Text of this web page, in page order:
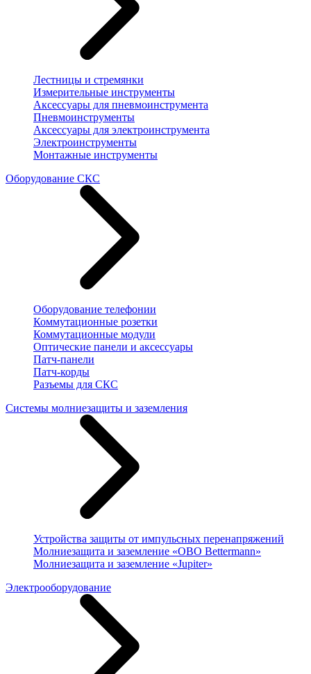
Лестницы и стремянки
Измерительные инструменты
Аксессуары для пневмоинструмента
Пневмоинструменты
Аксессуары для электроинструмента
Электроинструменты
Монтажные инструменты
Оборудование СКС
Оборудование телефонии
Коммутационные розетки
Коммутационные модули
Оптические панели и аксессуары
Патч-панели
Патч-корды
Разъемы для СКС
Системы молниезащиты и заземления
Устройства защиты от импульсных перенапряжений
Молниезащита и заземление «OBO Bettermann»
Молниезащита и заземление «Jupiter»
Электрооборудование